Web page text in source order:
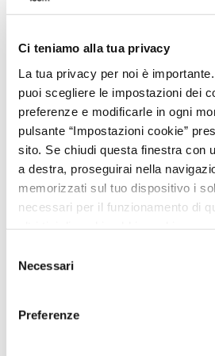
Ci teniamo alla tua privacy
La tua privacy per noi è
puoi scegliere le impostazioni dei
preferenze e modificarle in ogni
pulsante “Impostazioni cookie”
sito. Se chiudi questa finestra con
a destra, proseguirai nella
memorizzati sul tuo dispositivo i
necessari per il funzionamento di
delNecessari
Preferenze
Sestino
Unnamed Road,52038,
language Sito web
http://
-simone-toscana open_in_new
hotel
restaurant Dove mangiare